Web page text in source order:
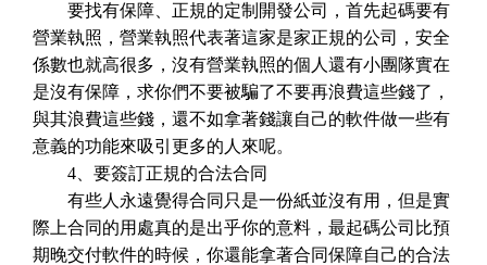
要找有保障、正規的定制開發公司，首先起碼要有
營業執照，營業執照代表著這家是家正規的公司，安全
係數也就高很多，沒有營業執照的個人還有小團隊實在
是沒有保障，求你們不要被騙了不要再浪費這些錢了，
與其浪費這些錢，還不如拿著錢讓自己的軟件做一些有
意義的功能來吸引更多的人來呢。
4、要簽訂正規的合法合同
有些人永遠覺得合同只是一份紙並沒有用，但是實
際上合同的用處真的是出乎你的意料，最起碼公司比預
期晚交付軟件的時候，你還能拿著合同保障自己的合法